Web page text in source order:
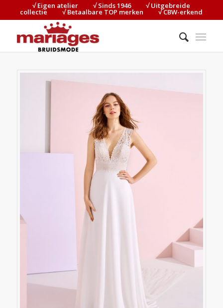
√ Eigen atelier⠀⠀⠀√ Sinds 1946⠀⠀⠀√ Uitgebreide
collectie⠀⠀⠀√ Betaalbare TOP merken⠀⠀⠀√ CBW-erkend